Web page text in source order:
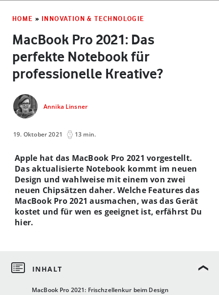
HOME » INNOVATION & TECHNOLOGIE
MacBook Pro 2021: Das
perfekte Notebook für
professionelle Kreative?
Annika Linsner
19. Oktober 2021 13 min.
MacBook Pro 2021: Frischzellenkur beim Design
Apple hat das MacBook Pro 2021 vorgestellt.
Das aktualisierte Notebook kommt im neuen
Design und wahlweise mit einem von zwei
neuen Chipsätzen daher. Welche Features das
MacBook Pro 2021 ausmachen, was das Gerät
kostet und für wen es geeignet ist, erfährst Du
hier.